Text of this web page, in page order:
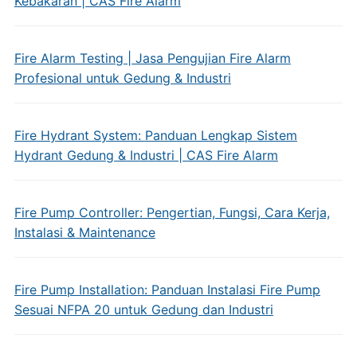
Fire Alarm Testing | Jasa Pengujian Fire Alarm
Profesional untuk Gedung & Industri
Fire Hydrant System: Panduan Lengkap Sistem
Hydrant Gedung & Industri | CAS Fire Alarm
Fire Pump Controller: Pengertian, Fungsi, Cara Kerja,
Instalasi & Maintenance
Fire Pump Installation: Panduan Instalasi Fire Pump
Sesuai NFPA 20 untuk Gedung dan Industri